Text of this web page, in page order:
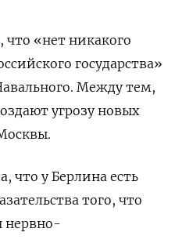
, что «нет никакого
государства»
Между тем,
угрозу новых
что у Берлина есть
того, что
нервно-